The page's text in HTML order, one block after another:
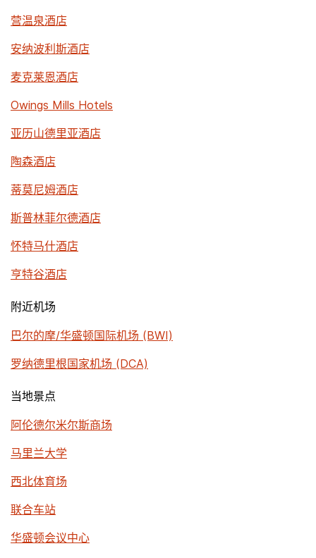
营温泉酒店
安纳波利斯酒店
麦克莱恩酒店
Owings Mills Hotels
亚历山德里亚酒店
陶森酒店
蒂莫尼姆酒店
斯普林菲尔德酒店
怀特马什酒店
亨特谷酒店
附近机场
巴尔的摩/华盛顿国际机场 (BWI)
罗纳德里根国家机场 (DCA)
当地景点
阿伦德尔米尔斯商场
马里兰大学
西北体育场
联合车站
华盛顿会议中心